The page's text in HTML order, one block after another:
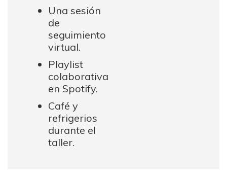
Una sesión
de
seguimiento
virtual.
Playlist
colaborativa
en Spotify.
Café y
refrigerios
durante el
taller.